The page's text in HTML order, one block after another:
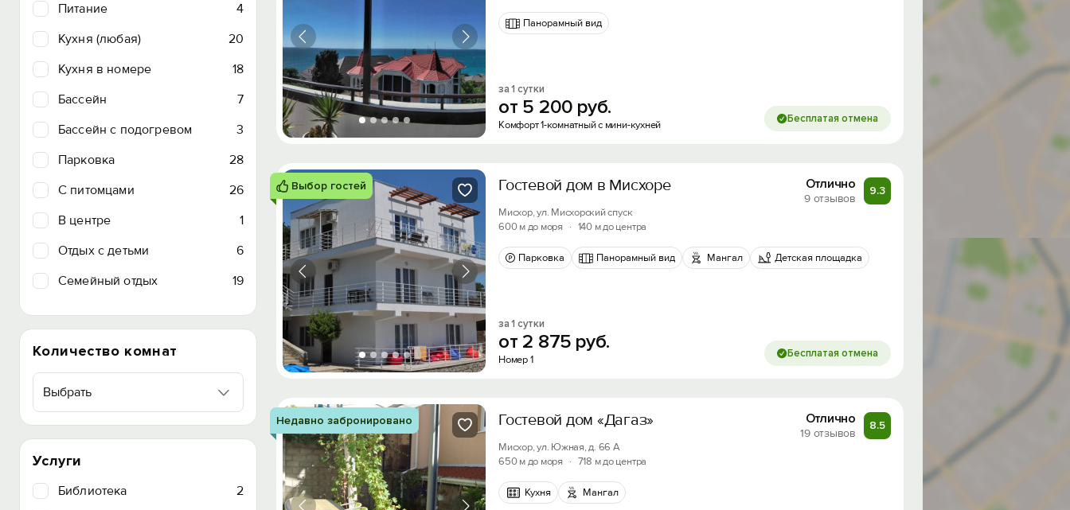
Питание
4
Кухня (любая)
20
Кухня в номере
18
Бассейн
7
Бассейн с подогревом
3
Парковка
28
C питомцами
26
В центре
1
Отдых с детьми
6
Семейный отдых
19
Количество комнат
Выбрать
Услуги
Библиотека
2
Панорамный вид
за 1 сутки
от 5 200 руб.
Комфорт 1-комнатный с мини-кухней Бесплатая отмена
Выбор гостей Гостевой дом в Мисхоре Отлично
9 отзывов
9.3
Мисхор, ул. Мисхорский спуск
600 м до моря
· 140 м до центра
Парковка Панорамный вид Мангал Детская площадка
за 1 сутки
от 2 875 руб.
Номер 1 Бесплатая отмена
Недавно забронировано Гостевой дом «Дагаз» Отлично
19 отзывов
8.5
Мисхор, ул. Южная, д. 66 А
650 м до моря
· 718 м до центра
Кухня Мангал